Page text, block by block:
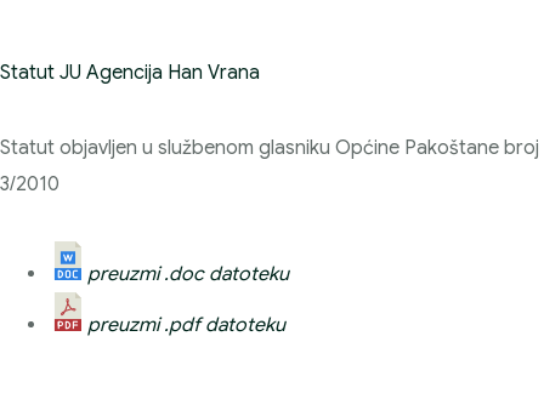
Statut JU Agencija Han Vrana
Statut objavljen u službenom glasniku Općine Pakoštane broj
3/2010
preuzmi .doc datoteku
preuzmi .pdf datoteku